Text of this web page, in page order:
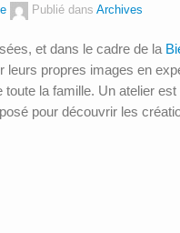
Publié dans Archives
et dans le cadre de la
propres images en
la famille. Un atelier
pour découvrir les